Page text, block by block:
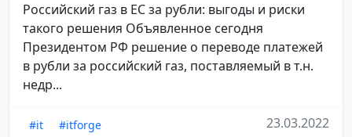
Российский газ в ЕС за рубли: выгоды и риски
такого решения Объявленное сегодня
Президентом РФ решение о переводе платежей
в рубли за российский газ, поставляемый в т.н.
недр...
#it
#itforge
23.03.2022